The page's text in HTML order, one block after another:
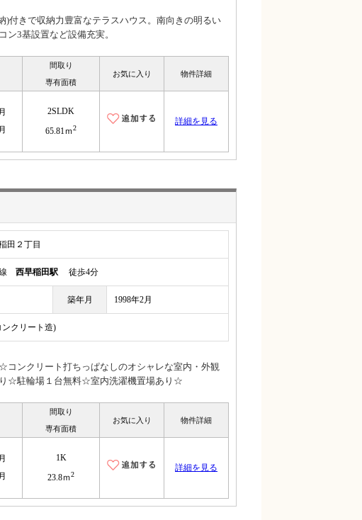
付きで収納力豊富なテラスハウス。南向きの明るい
3基設置など設備充実。
間取り
専有面積
お気に入り 物件詳細
2SLDK
65.81ｍ2
詳細を見る
田２丁目
線 西早稲田駅 徒歩4分
築年月 1998年2月
ンクリート造)
ンクリート打ちっぱなしのオシャレな室内・外観
☆駐輪場１台無料☆室内洗濯機置場あり☆
間取り
専有面積
お気に入り 物件詳細
1K
23.8ｍ2
詳細を見る